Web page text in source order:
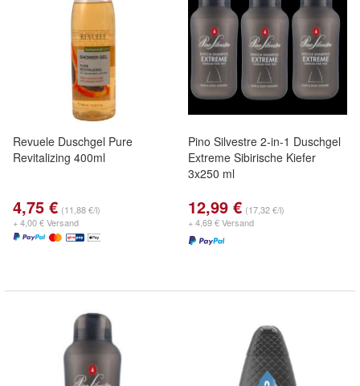
Revuele Duschgel Pure
Revitalizing 400ml
4,75 € (11,88 €/l)
+ 4,00 € Versand
Pino Silvestre 2-in-1 Duschgel
Extreme Sibirische Kiefer
3x250 ml
12,99 € (17,32 €/l)
+ 4,69 € Versand